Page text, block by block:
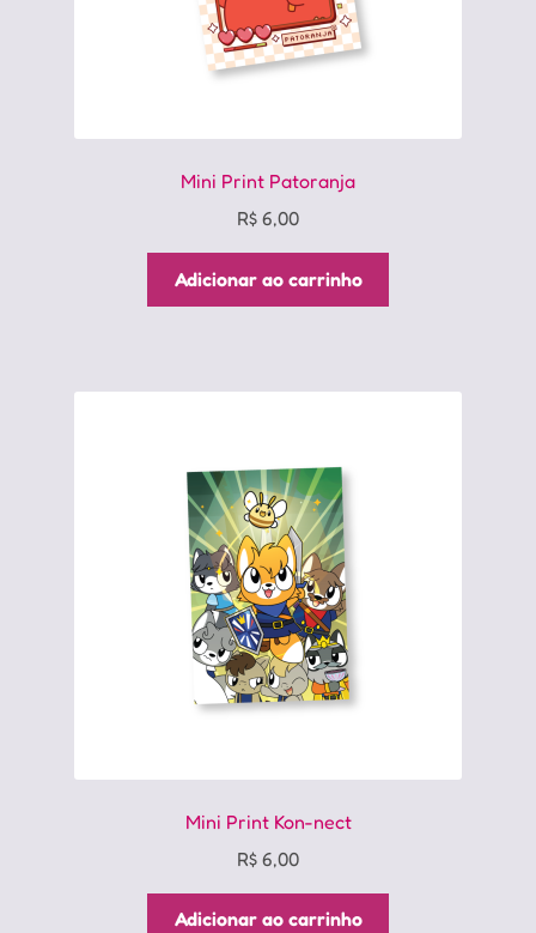
Mini Print Patoranja
R$ 6,00
Adicionar ao carrinho
Mini Print Kon-nect
R$ 6,00
Adicionar ao carrinho